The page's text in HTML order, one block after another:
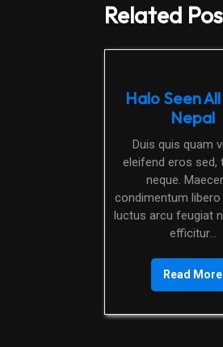
Related
Halo Seen
Nepal
Duis quis quam viverra,
eleifend eros sed,
neque.
condimentum libero
luctus arcu feugiat
efficitur...
Read More